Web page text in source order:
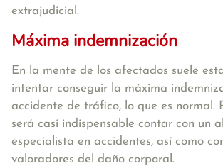
extrajudicial.
Máxima indemnización
En la mente de los afectados suele
intentar conseguir la máxima
accidente de tráfico, lo que es normal.
será casi indispensable contar con un
especialista en accidentes, así como
valoradores del daño corporal.